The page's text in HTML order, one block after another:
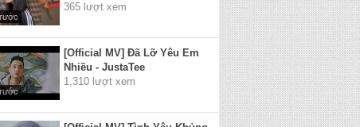
Cover
365 lượt xem
[Official MV] Đã Lỡ Yêu Em
Nhiều - JustaTee
1,310 lượt xem